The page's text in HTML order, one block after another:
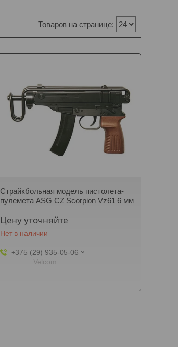
Страйкбольная модель пистолета-
пулемета ASG CZ Scorpion Vz61 6 мм
Цену уточняйте
Нет в наличии
+375 (29) 935-05-06
Velcom